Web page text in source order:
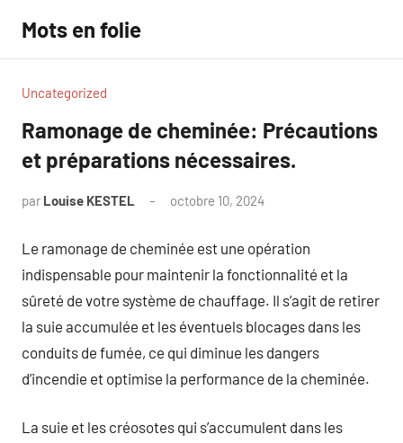
contenu
Mots en folie
Uncategorized
Ramonage de cheminée: Précautions
et préparations nécessaires.
par Louise KESTEL octobre 10, 2024
Le ramonage de cheminée est une opération
indispensable pour maintenir la fonctionnalité et la
sûreté de votre système de chauffage. Il s’agit de retirer
la suie accumulée et les éventuels blocages dans les
conduits de fumée, ce qui diminue les dangers
d’incendie et optimise la performance de la cheminée.
La suie et les créosotes qui s’accumulent dans les